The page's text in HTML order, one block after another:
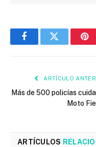
FacebookTwitter
ARTÍCULO
Más de 500 policías
Moto
ARTÍCULOS